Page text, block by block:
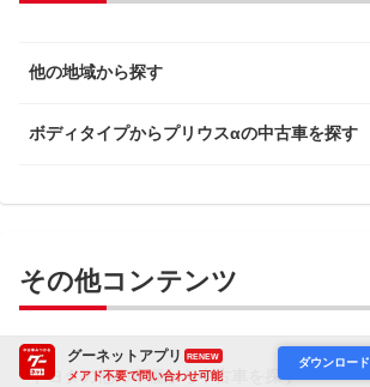
グーネットアプリ RENEW
メアド不要で問い合わせ可能
ダウンロード
他の地域から探す
ボディタイプからプリウスαの中古車を探す
その他コンテンツ
トヨタの他の車種から中古車を探す